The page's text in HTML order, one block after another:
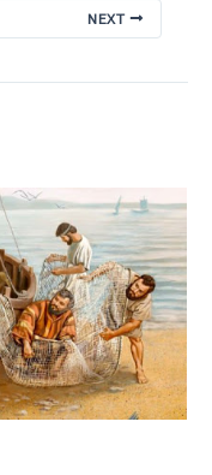
NEXT